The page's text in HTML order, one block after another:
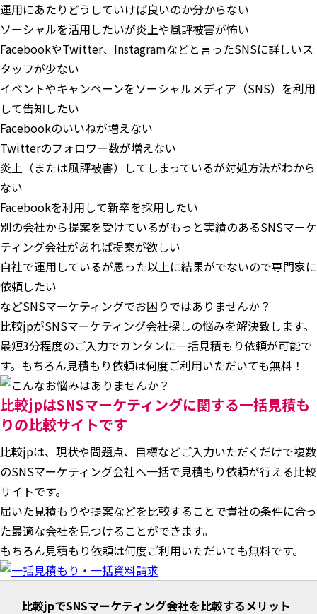
運用にあたりどうしていけば良いのか分からない
ソーシャルを活用したいが炎上や風評被害が怖い
FacebookやTwitter、Instagramなどと言ったSNSに詳しいス
タッフが少ない
イベントやキャンペーンをソーシャルメディア（SNS）を利用
して告知したい
Facebookのいいねが増えない
Twitterのフォロワー数が増えない
炎上（または風評被害）してしまっているが対処方法がわから
ない
Facebookを利用して新卒を採用したい
別の会社から提案を受けているがもっと実績のあるSNSマーケ
ティング会社があれば提案が欲しい
自社で運用しているが思った以上に結果がでないので専門家に
依頼したい
などSNSマーケティングでお困りではありませんか？
比較jpがSNSマーケティング会社探しの悩みを解決致します。
最短3分程度のご入力でカンタンに一括見積もり依頼が可能で
す。もちろん見積もり依頼は何度ご利用いただいても無料！
比較jpはSNSマーケティングに関する一括見積も
りの比較サイトです
比較jpは、現状や問題点、目標などご入力いただくだけで複数
のSNSマーケティング会社へ一括で見積もり依頼が行える比較
サイトです。
届いた見積もりや提案などを比較することで貴社の条件に合っ
た最適な会社を見つけることができます。
もちろん見積もり依頼は何度ご利用いただいても無料です。
比較jpでSNSマーケティング会社を比較するメリット